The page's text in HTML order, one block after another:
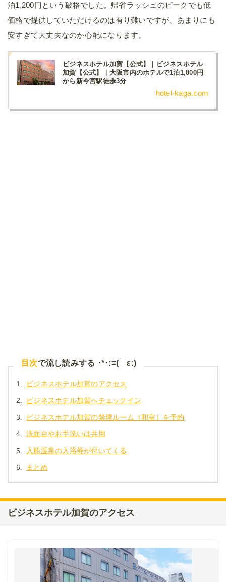
泊1,200円という破格でした。帰省ラッシュのピークでも低
価格で提供していただけるのは有り難いですが、あまりにも
安すぎて大丈夫なのか心配になります。
ビジネスホテル加賀【公式】｜ビジネスホテル
加賀【公式】｜大阪市内のホテルで1泊1,800円
から新今宮駅徒歩3分
hotel-kaga.com
目次で流し読みする ･*･:≡( ε:)
1. ビジネスホテル加賀のアクセス
2. ビジネスホテル加賀へチェックイン
3. ビジネスホテル加賀の禁煙ルーム（和室）を予約
4. 洗面台やお手洗いは共用
5. 入船温泉の入浴券が付いてくる
6. まとめ
ビジネスホテル加賀のアクセス